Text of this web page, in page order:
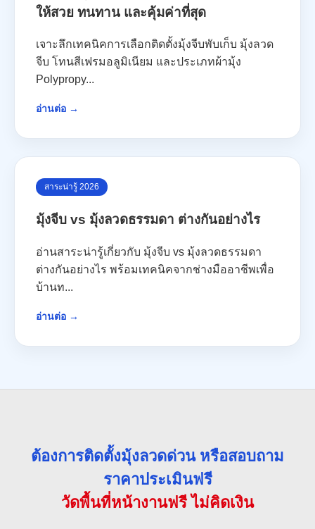
ให้สวย ทนทาน และคุ้มค่าที่สุด
เจาะลึกเทคนิคการเลือกติดตั้งมุ้งจีบพับเก็บ มุ้งลวด
จีบ โทนสีเฟรมอลูมิเนียม และประเภทผ้ามุ้ง
Polypropy...
อ่านต่อ →
สาระน่ารู้ 2026
มุ้งจีบ vs มุ้งลวดธรรมดา ต่างกันอย่างไร
อ่านสาระน่ารู้เกี่ยวกับ มุ้งจีบ vs มุ้งลวดธรรมดา
ต่างกันอย่างไร พร้อมเทคนิคจากช่างมืออาชีพเพื่อ
บ้านท...
อ่านต่อ →
ต้องการติดตั้งมุ้งลวดด่วน หรือสอบถาม
ราคาประเมินฟรี
วัดพื้นที่หน้างานฟรี ไม่คิดเงิน